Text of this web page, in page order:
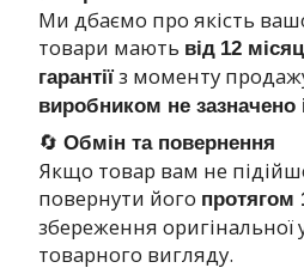
Ми дбаємо про якість
товари мають від 12
гарантії з моменту
виробником не зазначено
🔄 Обмін та повернення
Якщо товар вам не
повернути його протягом
збереження оригінальної
товарного вигляду.